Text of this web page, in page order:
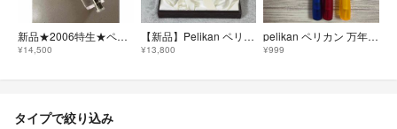
新品★2006特生★ペリカン 万年筆 M205 デモンストレーター
¥14,500
【新品】Pelikan ペリカン 万年筆 インクセット 箱付 ギフトセット
¥13,800
pelikan ペリカン 万年筆 ペリカーノジュニア 黄 イエロー
¥999
タイプで絞り込み